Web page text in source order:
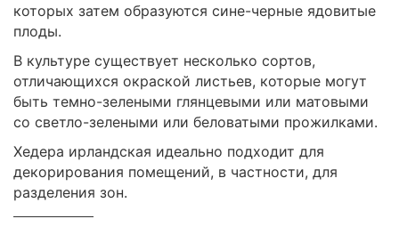
которых затем образуются сине-черные ядовитые
плоды.
В культуре существует несколько сортов,
отличающихся окраской листьев, которые могут
быть темно-зелеными глянцевыми или матовыми
со светло-зелеными или беловатыми прожилками.
Хедера ирландская идеально подходит для
декорирования помещений, в частности, для
разделения зон.